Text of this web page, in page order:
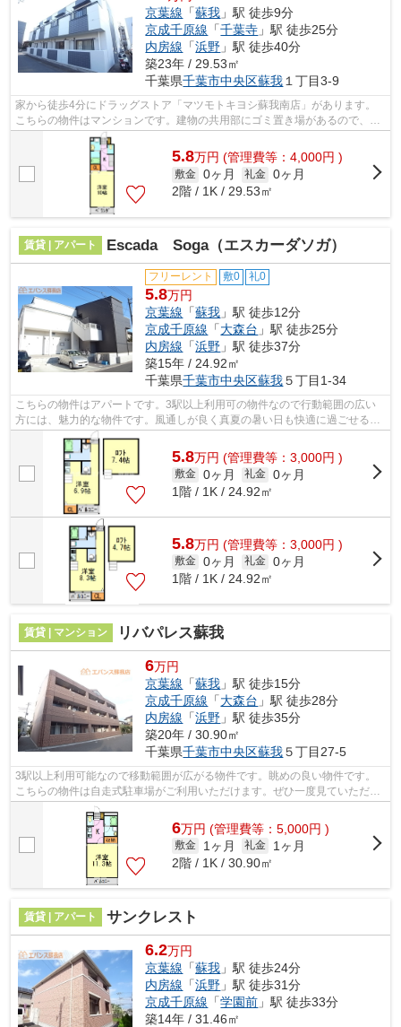
京葉線 「蘇我 」駅 徒歩9分
京成千原線 「千葉寺 」駅 徒歩25分
内房線 「浜野 」駅 徒歩40分
築23年 / 29.53㎡
千葉県千葉市中央区蘇我 １丁目3-9
家から徒歩4分にドラッグストア「マツモトキヨシ蘇我南店」があります。
こちらの物件はマンションです。建物の共用部にゴミ置き場があるので、外
部の人にゴミを見られるなどのトラブル...
5.8万円 (管理費等：4,000円 )
敷金 0ヶ月 礼金 0ヶ月
2階 / 1K / 29.53㎡
賃貸 | アパート Escada Soga（エスカーダソガ）
フリーレント 敷0 礼0
5.8万円
京葉線 「蘇我 」駅 徒歩12分
京成千原線 「大森台 」駅 徒歩25分
内房線 「浜野 」駅 徒歩37分
築15年 / 24.92㎡
千葉県千葉市中央区蘇我５丁目1-34
こちらの物件はアパートです。3駅以上利用可の物件なので行動範囲の広い
方には、魅力的な物件です。風通しが良く真夏の暑い日も快適に過ごせる物
件です。気になるイチオシ物件情報：「...
5.8万円 (管理費等：3,000円 )
敷金 0ヶ月 礼金 0ヶ月
1階 / 1K / 24.92㎡
5.8万円 (管理費等：3,000円 )
敷金 0ヶ月 礼金 0ヶ月
1階 / 1K / 24.92㎡
賃貸 | マンション リバパレス蘇我
6万円
京葉線 「蘇我 」駅 徒歩15分
京成千原線 「大森台 」駅 徒歩28分
内房線 「浜野 」駅 徒歩35分
築20年 / 30.90㎡
千葉県千葉市中央区蘇我５丁目27-5
3駅以上利用可能なので移動範囲が広がる物件です。眺めの良い物件です。
こちらの物件は自走式駐車場がご利用いただけます。ぜひ一度見ていただき
たい、「リバパレス蘇我」です。エバン...
6万円 (管理費等：5,000円 )
敷金 1ヶ月 礼金
1ヶ月
2階 / 1K / 30.90㎡
賃貸 | アパート サンクレスト
6.2万円
京葉線 「蘇我 」駅 徒歩24分
内房線 「浜野 」駅 徒歩31分
京成千原線 「学園前 」駅 徒歩33分
築14年 / 31.46㎡